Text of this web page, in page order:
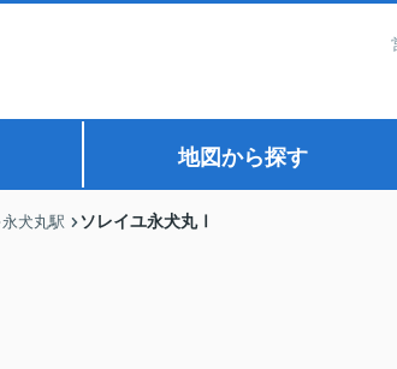
地図から探す
永犬丸駅 ソレイユ永犬丸Ⅰ